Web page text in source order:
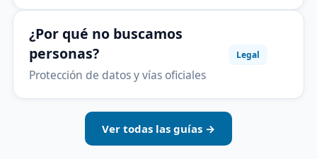
¿Por qué no buscamos
personas?
Protección de datos y vías oficiales
Legal
Ver todas las guías →